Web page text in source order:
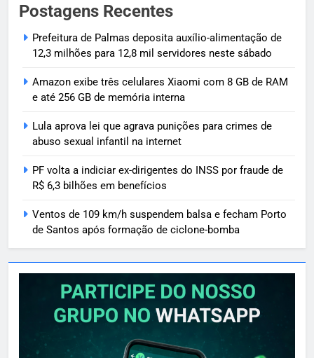
Postagens Recentes
Prefeitura de Palmas deposita auxílio-alimentação de
12,3 milhões para 12,8 mil servidores neste sábado
Amazon exibe três celulares Xiaomi com 8 GB de RAM
e até 256 GB de memória interna
Lula aprova lei que agrava punições para crimes de
abuso sexual infantil na internet
PF volta a indiciar ex-dirigentes do INSS por fraude de
R$ 6,3 bilhões em benefícios
Ventos de 109 km/h suspendem balsa e fecham Porto
de Santos após formação de ciclone-bomba